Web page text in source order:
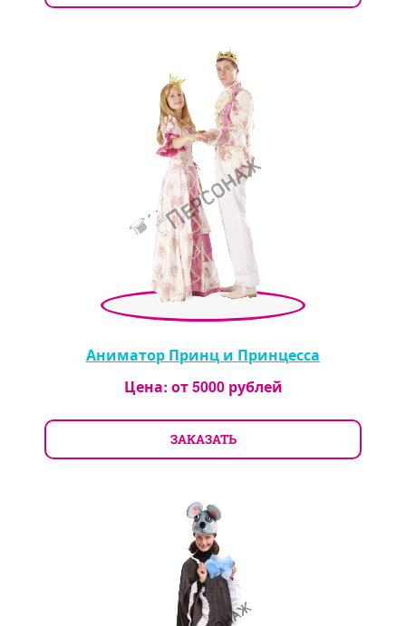
Аниматор Принц и Принцесса
Цена: от5000рублей
ЗАКАЗАТЬ